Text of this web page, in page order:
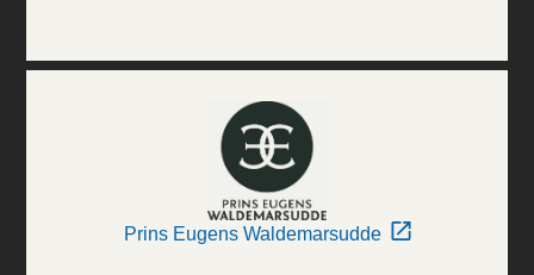
Prins Eugens Waldemarsudde